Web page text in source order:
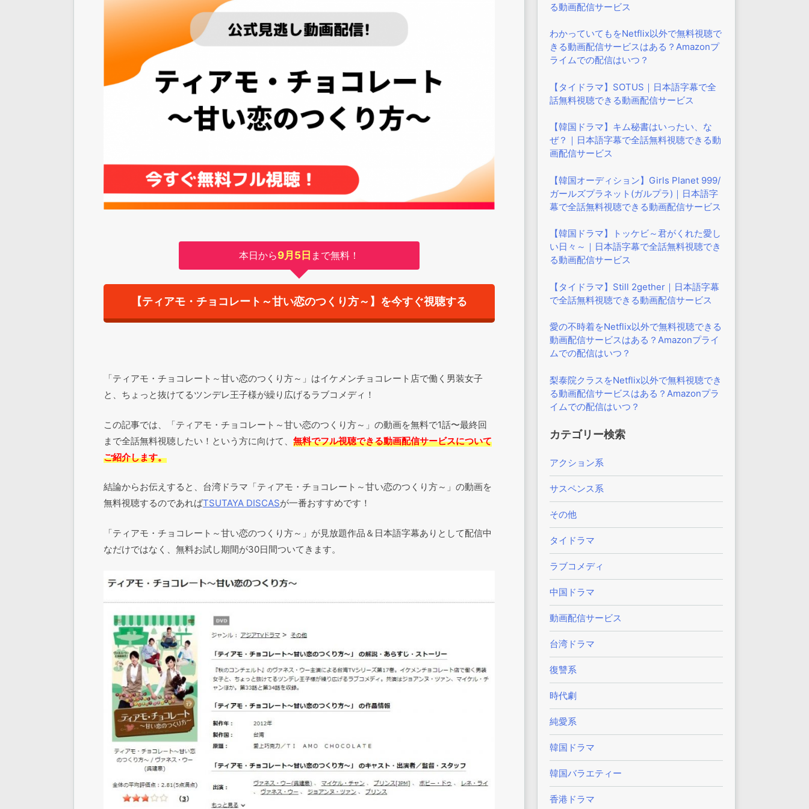
本日から9月5日 まで無料！
【ティアモ・チョコレート～甘い恋のつくり方～】を今すぐ視聴する
「ティアモ・チョコレート～甘い恋のつくり方～」はイケメンチョコレート店で働く男装女子
と、ちょっと抜けてるツンデレ王子様が繰り広げるラブコメディ！
この記事では、「ティアモ・チョコレート～甘い恋のつくり方～」の動画を無料で1話〜最終回
まで全話無料視聴したい！という方に向けて、 無料でフル視聴できる動画配信サービスについて
ご紹介します。
結論からお伝えすると、台湾ドラマ「ティアモ・チョコレート～甘い恋のつくり方～」の動画を
無料視聴するのであればTSUTAYA DISCASが一番おすすめです！
「ティアモ・チョコレート～甘い恋のつくり方～」が見放題作品＆日本語字幕ありとして配信中
なだけではなく、無料お試し期間が30日間ついてきます。
る動画配信サービス
わかっていてもをNetflix以外で無料視聴で
きる動画配信サービスはある？Amazonプ
ライムでの配信はいつ？
【タイドラマ】SOTUS｜日本語字幕で全
話無料視聴できる動画配信サービス
【韓国ドラマ】キム秘書はいったい、な
ぜ？｜日本語字幕で全話無料視聴できる動
画配信サービス
【韓国オーディション】Girls Planet 999/
ガールズプラネット(ガルプラ)｜日本語字
幕で全話無料視聴できる動画配信サービス
【韓国ドラマ】トッケビ～君がくれた愛し
い日々～｜日本語字幕で全話無料視聴でき
る動画配信サービス
【タイドラマ】Still 2gether｜日本語字幕
で全話無料視聴できる動画配信サービス
愛の不時着をNetflix以外で無料視聴できる
動画配信サービスはある？Amazonプライ
ムでの配信はいつ？
梨泰院クラスをNetflix以外で無料視聴でき
る動画配信サービスはある？Amazonプラ
イムでの配信はいつ？
カテゴリー検索
アクション系
サスペンス系
その他
タイドラマ
ラブコメディ
中国ドラマ
動画配信サービス
台湾ドラマ
復讐系
時代劇
純愛系
韓国ドラマ
韓国バラエティー
香港ドラマ